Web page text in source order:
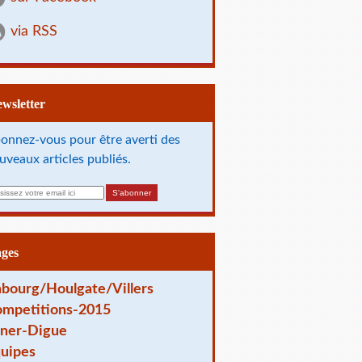
via RSS
vous pour être averti des
articles publiés.
Houlgate/Villers
2015
Digue